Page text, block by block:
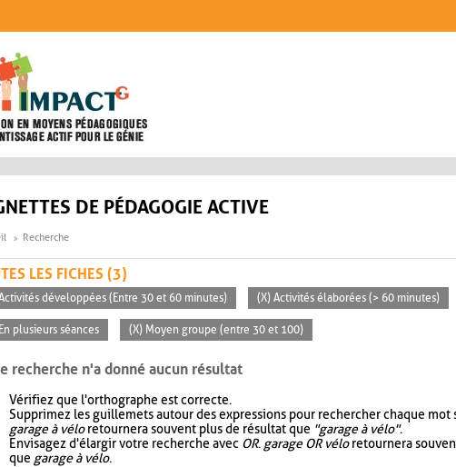
DE PÉDAGOGIE ACTIVE
Recherche
LES FICHES (3)
développées (Entre 30 et 60 minutes) (X) Activités élaborées (> 60 minutes)
plusieurs séances (X) Moyen groupe (entre 30 et 100)
recherche n'a donné aucun résultat
Vérifiez que l'orthographe est correcte.
Supprimez les guillemets autour des expressions pour rechercher chaque mot
garage à véloretournera souvent plus de résultat que "garage à vélo".
Envisagez d'élargir votre recherche avec OR. garage OR véloretournera
que garage à vélo.